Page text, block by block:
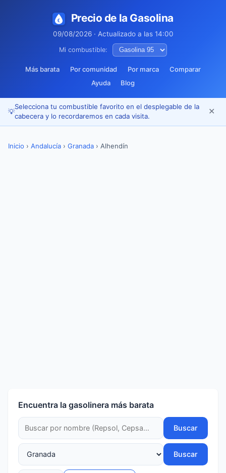
Precio de la Gasolina
09/08/2026 · Actualizado a las 14:00
Mi combustible:
Más barata Por comunidad Por marca
Comparar
Ayuda
Blog
💡
Selecciona tu combustible favorito en el desplegable de la
cabecera y lo recordaremos en cada visita.
✕
Inicio › Andalucía › Granada › Alhendín
Encuentra la gasolinera más barata
Buscar
Buscar